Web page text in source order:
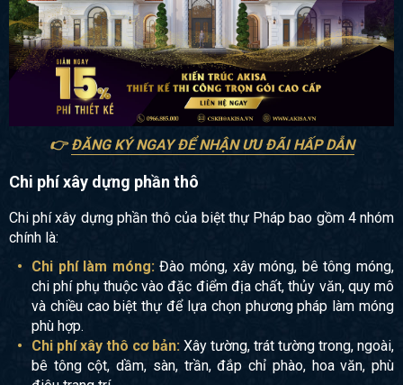
👉ĐĂNG KÝ NGAY ĐỂ NHẬN ƯU ĐÃI HẤP DẪN
Chi phí xây dựng phần thô
Chi phí xây dựng phần thô của biệt thự Pháp bao gồm 4 nhóm
chính là:
Chi phí làm móng:Đào móng, xây móng, bê tông móng,
chi phí phụ thuộc vào đặc điểm địa chất, thủy văn, quy mô
và chiều cao biệt thự để lựa chọn phương pháp làm móng
phù hợp.
Chi phí xây thô cơ bản: Xây tường, trát tường trong, ngoài,
bê tông cột, dầm, sàn, trần, đắp chỉ phào, hoa văn, phù